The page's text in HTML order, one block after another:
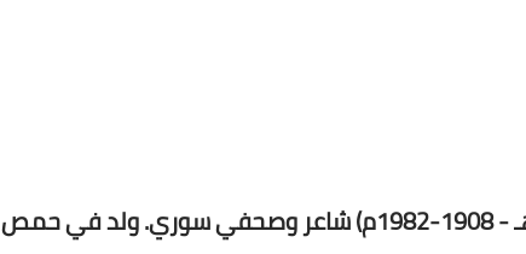
محيي الدين بن أحمد بن مصطفى الدرويش (1326-1403هـ - 1908-1982م) شاعر وصحفي سوري. ولد في حمص